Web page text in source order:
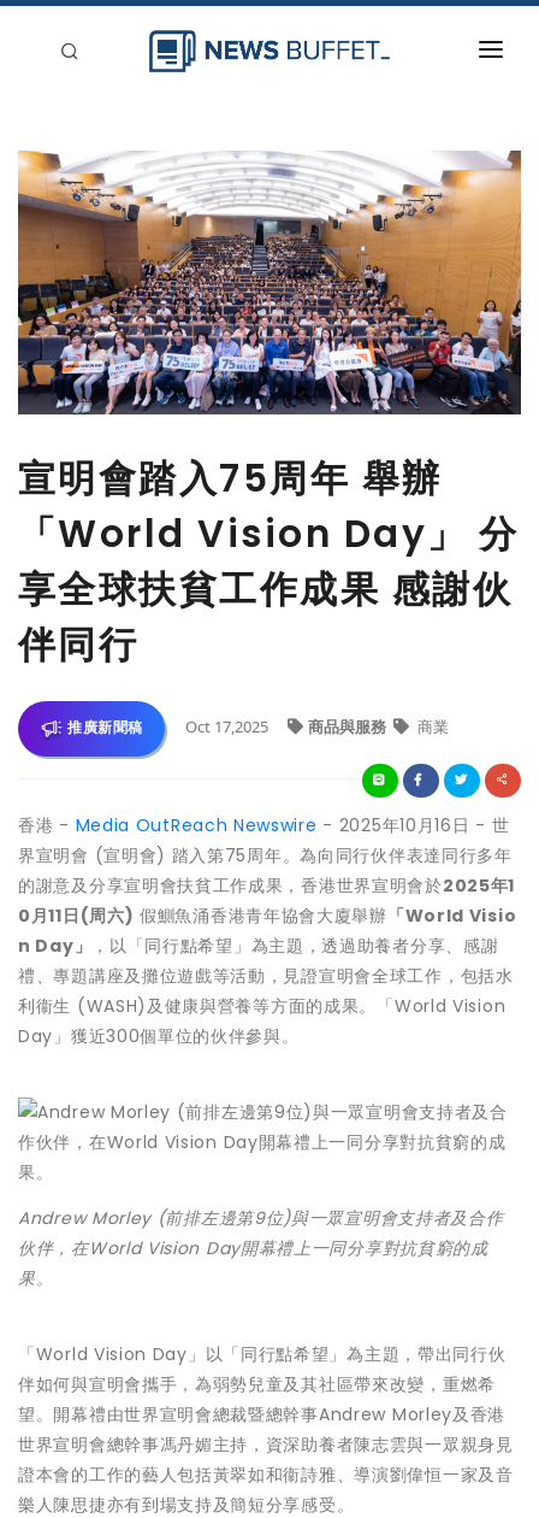
新聞稿分類
登入
宣明會踏入75周年 舉辦
「World Vision Day」 分
享全球扶貧工作成果 感謝伙
伴同行
推廣新聞稿 Oct 17,2025 商品與服務 商業
香港 - Media OutReach Newswire - 2025年10月16日 - 世
界宣明會 (宣明會) 踏入第75周年。為向同行伙伴表達同行多年
的謝意及分享宣明會扶貧工作成果，香港世界宣明會於2025年1
0月11日(周六) 假鰂魚涌香港青年協會大廈舉辦 「World Visio
n Day」
，以「同行點希望」為主題，透過助養者分享、感謝
禮、專題講座及攤位遊戲等活動，見證宣明會全球工作，包括水
利衞生 (WASH)及健康與營養等方面的成果。「World Vision
Day」獲近300個單位的伙伴參與。
Andrew Morley (前排左邊第9位)與一眾宣明會支持者及合作
伙伴，在World Vision Day開幕禮上一同分享對抗貧窮的成
果。
「World Vision Day」以「同行點希望」為主題，帶出同行伙
伴如何與宣明會攜手，為弱勢兒童及其社區帶來改變，重燃希
望。開幕禮由世界宣明會總裁暨總幹事Andrew Morley及香港
世界宣明會總幹事馮丹媚主持，資深助養者陳志雲與一眾親身見
證本會的工作的藝人包括黃翠如和衞詩雅、導演劉偉恒一家及音
樂人陳思捷亦有到場支持及簡短分享感受。